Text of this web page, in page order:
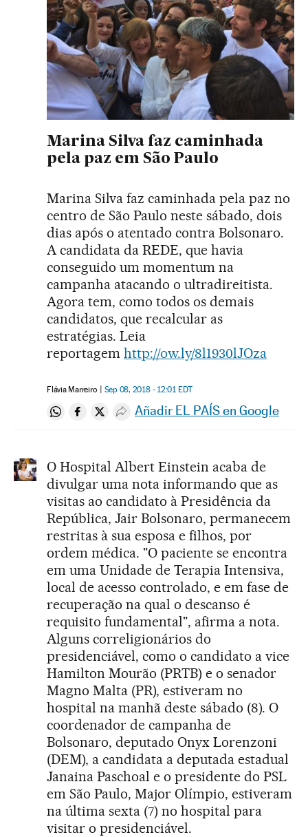
Marina Silva faz caminhada
pela paz em São Paulo
Marina Silva faz caminhada pela paz no
centro de São Paulo neste sábado, dois
dias após o atentado contra Bolsonaro.
A candidata da REDE, que havia
conseguido um momentum na
campanha atacando o ultradireitista.
Agora tem, como todos os demais
candidatos, que recalcular as
estratégias. Leia
reportagem http://ow.ly/8l1930lJOza
Flávia Marreiro Sep 08, 2018 - 12:01 EDT
Compartir en Whatsapp
Compartir en Facebook
Compartir en Twitter
Desplegar Redes Sociales
Añadir EL PAÍS en Google
O Hospital Albert Einstein acaba de
divulgar uma nota informando que as
visitas ao candidato à Presidência da
República, Jair Bolsonaro, permanecem
restritas à sua esposa e filhos, por
ordem médica. "O paciente se encontra
em uma Unidade de Terapia Intensiva,
local de acesso controlado, e em fase de
recuperação na qual o descanso é
requisito fundamental", afirma a nota.
Alguns correligionários do
presidenciável, como o candidato a vice
Hamilton Mourão (PRTB) e o senador
Magno Malta (PR), estiveram no
hospital na manhã deste sábado (8). O
coordenador de campanha de
Bolsonaro, deputado Onyx Lorenzoni
(DEM), a candidata a deputada estadual
Janaina Paschoal e o presidente do PSL
em São Paulo, Major Olímpio, estiveram
na última sexta (7) no hospital para
visitar o presidenciável.